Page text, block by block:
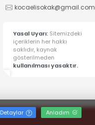
kocaelisokak@gmail.com
Yasal Uyarı: Sitemizdeki
içeriklerin her hakkı
saklıdır, kaynak
gösterilmeden
kullanılması yasaktır.
Detaylar Anladım